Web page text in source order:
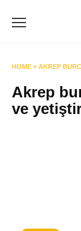
HOME » AKREP
Akrep
ve